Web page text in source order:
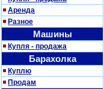
Аренда
Разное
Машины
Купля - продажа
Барахолка
Куплю
Продам